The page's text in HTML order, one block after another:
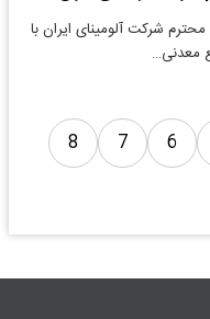
شرکت آلومینای ایران با
معدنی…
6
7
8